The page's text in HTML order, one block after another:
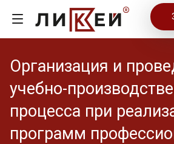
Организация и
учебно-
процесса при
программ